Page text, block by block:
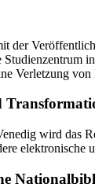
der
Studienzentrum
Verletzung
wird das
elektronische